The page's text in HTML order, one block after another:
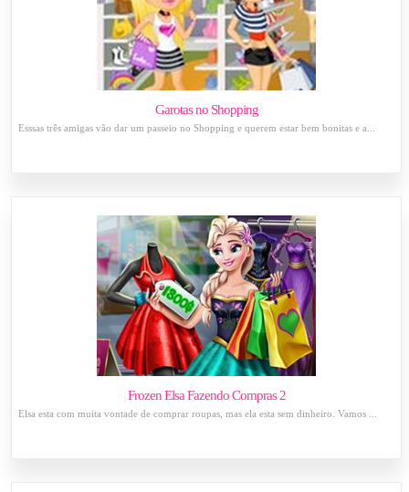
Garotas no Shopping
Esssas três amigas vão dar um passeio no Shopping e querem estar bem bonitas e a...
Frozen Elsa Fazendo Compras 2
Elsa esta com muita vontade de comprar roupas, mas ela esta sem dinheiro. Vamos ...